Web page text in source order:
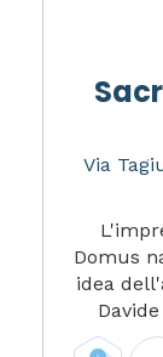
Via
Domus
idea